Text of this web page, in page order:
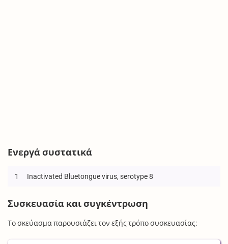
Ενεργά συστατικά
1 Inactivated Bluetongue virus, serotype 8
Συσκευασία και συγκέντρωση
Το σκεύασμα παρουσιάζει τον εξής τρόπο συσκευασίας: